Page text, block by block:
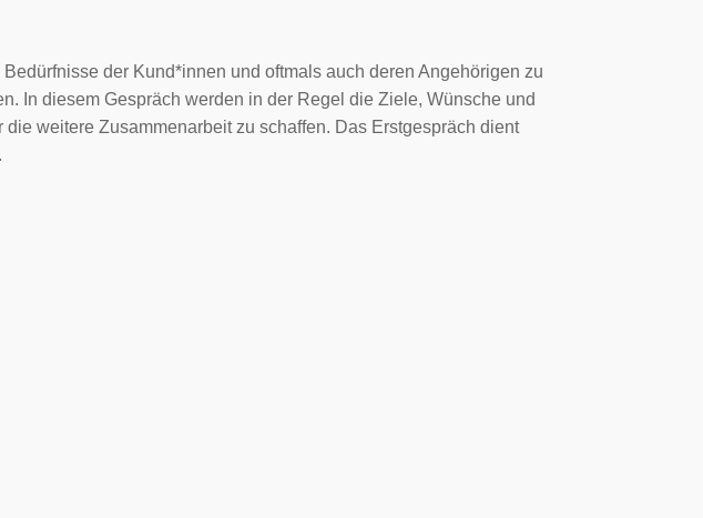
der Kund*innen und oftmals auch deren Angehörigen zu
In diesem Gespräch werden in der Regel die Ziele, Wünsche und
weitere Zusammenarbeit zu schaffen. Das Erstgespräch dient